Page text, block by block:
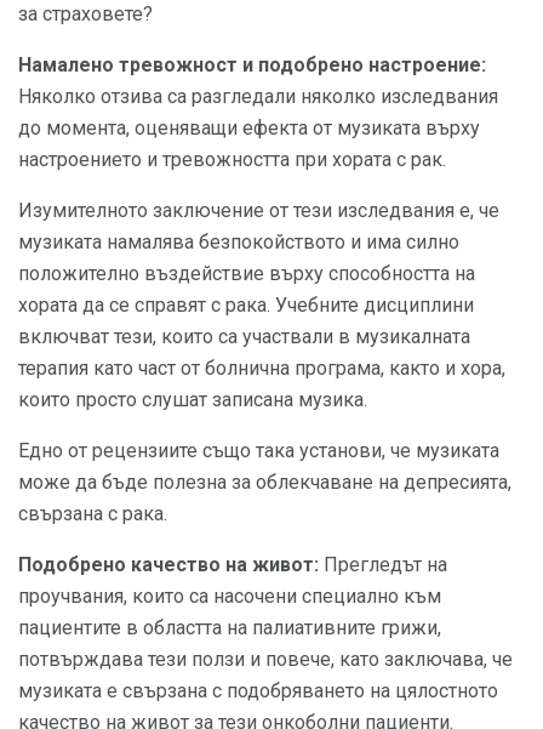
за страховете?
Намалено тревожност и подобрено настроение:
Няколко отзива са разгледали няколко изследвания
до момента, оценяващи ефекта от музиката върху
настроението и тревожността при хората с рак.
Изумителното заключение от тези изследвания е, че
музиката намалява безпокойството и има силно
положително въздействие върху способността на
хората да се справят с рака. Учебните дисциплини
включват тези, които са участвали в музикалната
терапия като част от болнична програма, както и хора,
които просто слушат записана музика.
Едно от рецензиите също така установи, че музиката
може да бъде полезна за облекчаване на депресията,
свързана с рака.
Подобрено качество на живот: Прегледът на
проучвания, които са насочени специално към
пациентите в областта на палиативните грижи,
потвърждава тези ползи и повече, като заключава, че
музиката е свързана с подобряването на цялостното
качество на живот за тези онкоболни пациенти.